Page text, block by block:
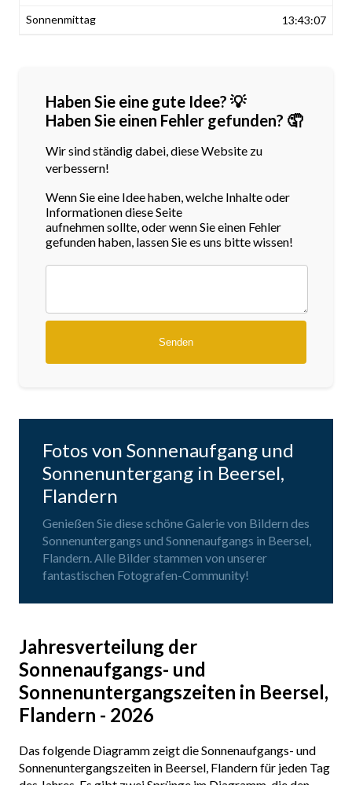
13:43:07
Haben Sie eine gute Idee? 💡
Haben Sie einen Fehler gefunden? 🤦
Wir sind ständig dabei, diese Website zu
verbessern!
Wenn Sie eine Idee haben, welche Inhalte oder
Informationen diese Seite
aufnehmen sollte, oder wenn Sie einen Fehler
gefunden haben, lassen Sie es uns bitte wissen!
Fotos von Sonnenaufgang und
Sonnenuntergang in Beersel,
Flandern
Genießen Sie diese schöne Galerie von Bildern des
Sonnenuntergangs und Sonnenaufgangs in Beersel,
Flandern. Alle Bilder stammen von unserer
fantastischen Fotografen-Community!
Jahresverteilung der
Sonnenaufgangs- und
Sonnenuntergangszeiten in Beersel,
Flandern - 2026
Das folgende Diagramm zeigt die Sonnenaufgangs- und
Sonnenuntergangszeiten in Beersel, Flandern für jeden Tag